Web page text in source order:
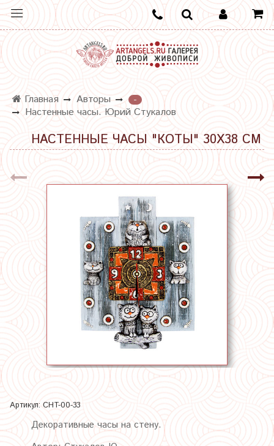
Главная Авторы
-
Настенные часы. Юрий Стукалов
НАСТЕННЫЕ ЧАСЫ "КОТЫ" 30Х38 СМ
Артикул: CHT-00-33
Декоративные часы на стену.